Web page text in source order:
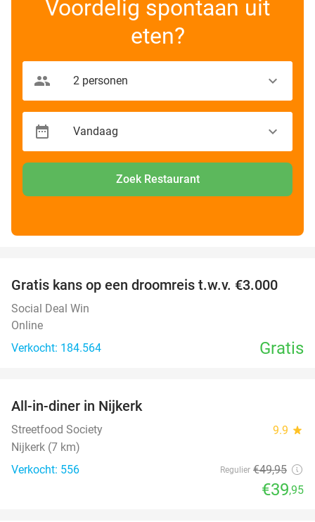
Voordelig spontaan uit
eten?
Zoek Restaurant
Gratis kans op een droomreis t.w.v. €3.000
Social Deal Win
Online
Verkocht: 184.564
Gratis
All-in-diner in Nijkerk
Streetfood Society 9.9 star
Nijkerk (7 km)
Verkocht: 556
Regulier €49,95
€39,95